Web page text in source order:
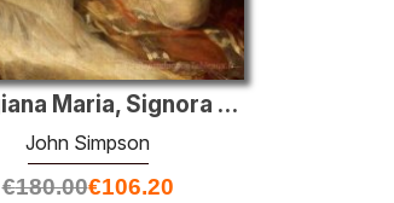
Georgiana Maria, Signora de Tabley
John Simpson
€180.00€106.20